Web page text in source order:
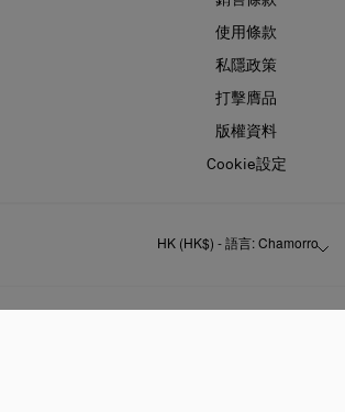
使用條款
私隱政策
打擊膺品
版權資料
Cookie設定
HK (HK$) - 語言: Chamorro